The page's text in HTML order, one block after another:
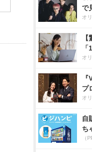
で
オ
オ
プ
オ
自
ち
（